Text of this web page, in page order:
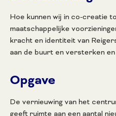
Hoe kunnen wij in co-creatie
maatschappelijke
kracht en identiteit van
aan de buurt en versterken
Opgave
De vernieuwing van het
geeft ruimte aan een aantal